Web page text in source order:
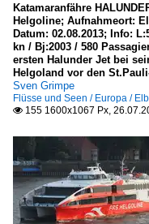
Katamaranfähre
Helgoline; Aufnahmeort:
Datum: 02.08.2013; Info:
kn / Bj:2003 / 580
ersten Halunder Jet bei
Helgoland vor den
Sven Grimpe
Flüsse und Seen / Europa /
 155 1600x1067 Px,